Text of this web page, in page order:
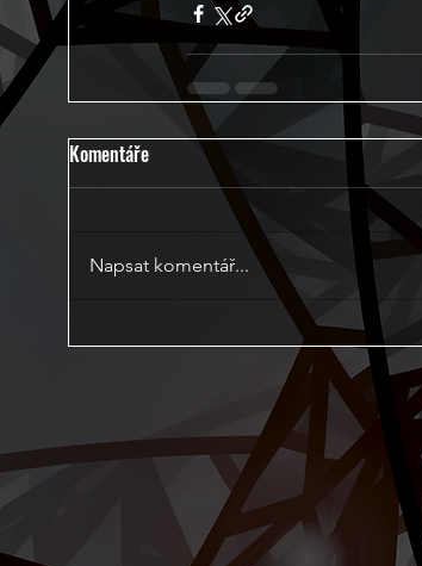
Komentáře
Napsat komentář...